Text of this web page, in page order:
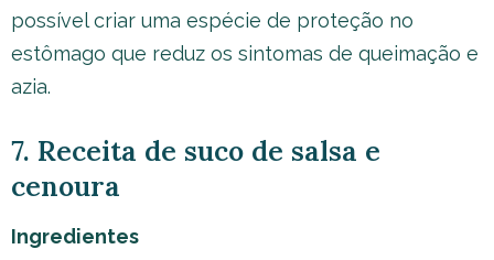
possível criar uma espécie de proteção no
estômago que reduz os sintomas de queimação e
azia.
7. Receita de suco de salsa e
cenoura
Ingredientes